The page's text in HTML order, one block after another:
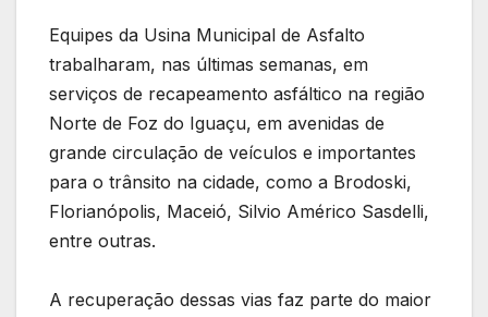
Equipes da Usina Municipal de Asfalto
trabalharam, nas últimas semanas, em
serviços de recapeamento asfáltico na região
Norte de Foz do Iguaçu, em avenidas de
grande circulação de veículos e importantes
para o trânsito na cidade, como a Brodoski,
Florianópolis, Maceió, Silvio Américo Sasdelli,
entre outras.
A recuperação dessas vias faz parte do maior